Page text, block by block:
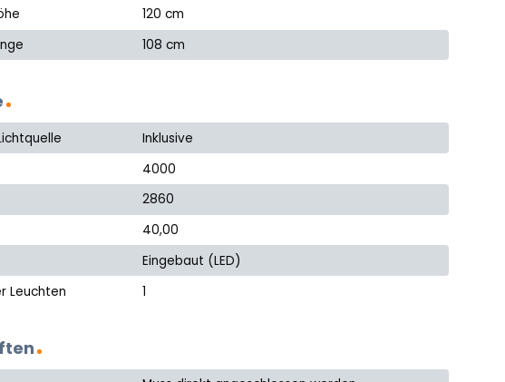
120 cm
108 cm
Inklusive
4000
2860
40,00
Eingebaut (LED)
Leuchten
1